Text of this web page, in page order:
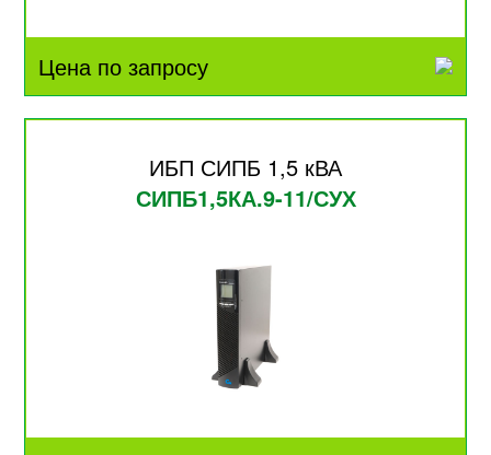
Цена по запросу
ИБП СИПБ 1,5 кВА
СИПБ1,5КА.9-11/СУХ